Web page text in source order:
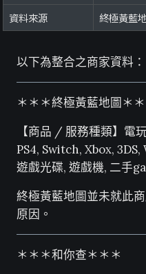
資料來源
終極黃藍
以下為整合之商家資料：
＊＊＊終極黃藍地圖＊
【商品 / 服務種類】電
PS4, Switch, Xbox,
遊戲光碟, 遊戲機, 二手
終極黃藍地圖並未就此
原因。
＊＊＊和你查＊＊＊